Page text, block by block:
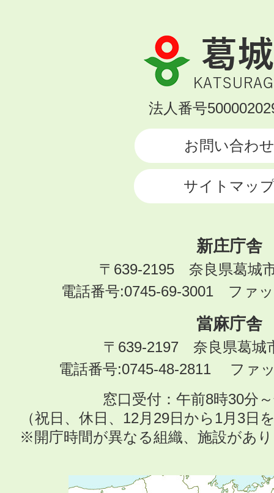
葛
城
市
KATSURAGI
法人番号
お問い合わせ
サイトマッ
新庄庁舎
〒639-2195 奈良県葛城
電話番号:0745-69-3001 ファ
當麻庁舎
〒639-2197 奈良県葛城
電話番号:0745-48-2811 ファ
窓口受付：午前8時30分
（祝日、休日、12月29日から1月3日
※開庁時間が異なる組織、施設があ